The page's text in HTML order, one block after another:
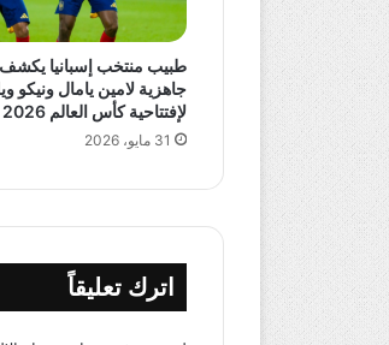
طبيب منتخب إسبانيا
جاهزية لامين يامال ونيكو
لإفتتاحية كأس العالم 2026
31 مايو، 2026
اترك تعليقاً